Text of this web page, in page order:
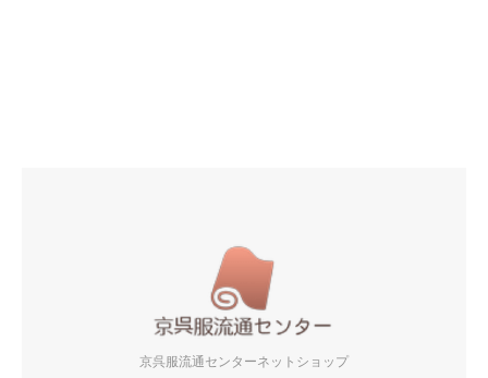
京呉服流通センターネットショップ